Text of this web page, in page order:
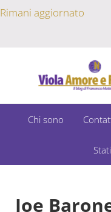
Passa al contenuto
Skip to after header
Skip to site footer
Rimani aggiornato
Viola Amore e
Chi sono
Joe